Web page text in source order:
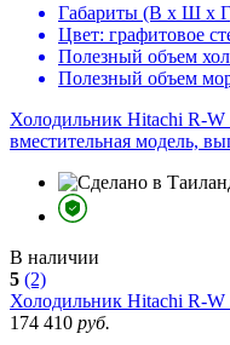
Габариты (В х Ш х
Цвет: графитовое
Полезный объем
Полезный объем
Холодильник Hitachi R-
вместительная модель,
В наличии
5 (2)
Холодильник Hitachi R-W
174 410 руб.